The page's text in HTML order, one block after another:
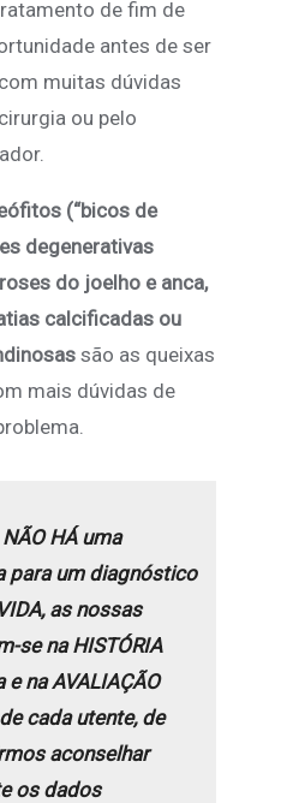
de fim de
antes de ser
muitas dúvidas
ou pelo
(“bicos de
degenerativas
do joelho e anca,
calcificadas ou
são as queixas
mais dúvidas de
HÁ uma
para um diagnóstico
as nossas
se na HISTÓRIA
e na AVALIAÇÃO
cada utente, de
aconselhar
os dados